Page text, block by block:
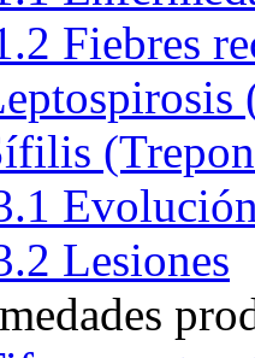
Fiebres
Lesiones